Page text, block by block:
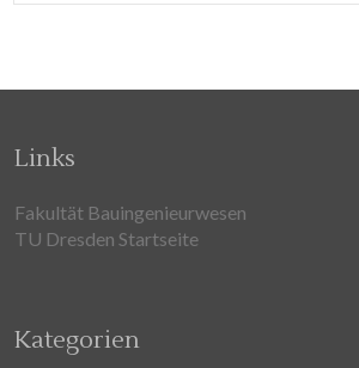
Links
Fakultät Bauingenieurwesen
TU Dresden Startseite
Kategorien